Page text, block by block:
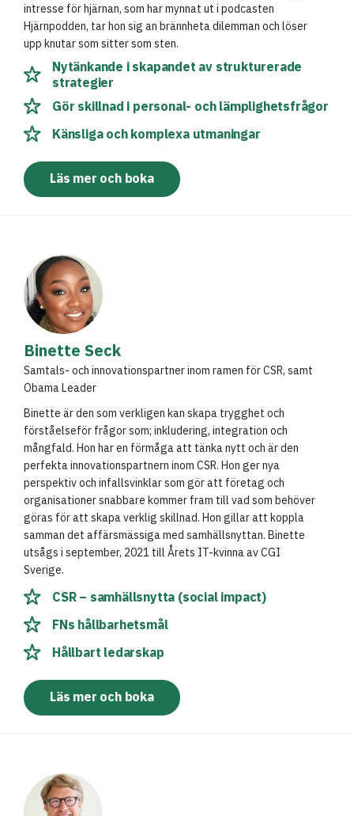
intresse för hjärnan, som har mynnat ut i podcasten
Hjärnpodden, tar hon sig an brännheta dilemman och löser
upp knutar som sitter som sten.
Nytänkande i skapandet av strukturerade
strategier
Gör skillnad i personal- och lämplighetsfrågor
Känsliga och komplexa utmaningar
Läs mer och boka
Binette Seck
Samtals- och innovationspartner inom ramen för CSR, samt
Obama Leader
Binette är den som verkligen kan skapa trygghet och
förståelseför frågor som; inkludering, integration och
mångfald. Hon har en förmåga att tänka nytt och är den
perfekta innovationspartnern inom CSR. Hon ger nya
perspektiv och infallsvinklar som gör att företag och
organisationer snabbare kommer fram till vad som behöver
göras för att skapa verklig skillnad. Hon gillar att koppla
samman det affärsmässiga med samhällsnyttan. Binette
utsågs i september, 2021 till Årets IT-kvinna av CGI
Sverige.
CSR – samhällsnytta (social impact)
FNs hållbarhetsmål
Hållbart ledarskap
Läs mer och boka